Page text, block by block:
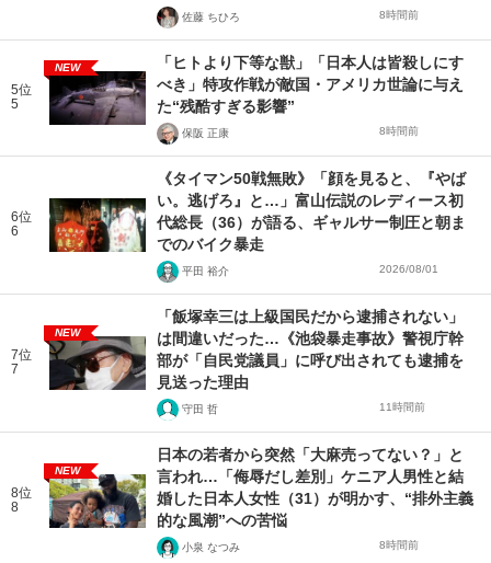
佐藤 ちひろ 8時間前
5位
5
NEW
「ヒトより下等な獣」「日本人は皆殺しにす
べき」特攻作戦が敵国・アメリカ世論に与え
た“残酷すぎる影響”
保阪 正康 8時間前
6位
6
《タイマン50戦無敗》「顔を見ると、『やば
い。逃げろ』と…」富山伝説のレディース初
代総長（36）が語る、ギャルサー制圧と朝ま
でのバイク暴走
平田 裕介 2026/08/01
7位
7
NEW
「飯塚幸三は上級国民だから逮捕されない」
は間違いだった…《池袋暴走事故》警視庁幹
部が「自民党議員」に呼び出されても逮捕を
見送った理由
守田 哲 11時間前
8位
8
NEW
日本の若者から突然「大麻売ってない？」と
言われ…「侮辱だし差別」ケニア人男性と結
婚した日本人女性（31）が明かす、“排外主義
的な風潮”への苦悩
小泉 なつみ 8時間前